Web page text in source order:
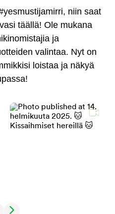
niin saat
täällä! Ole mukana
ja
valintaa. Nyt on
loistaa ja näkyä